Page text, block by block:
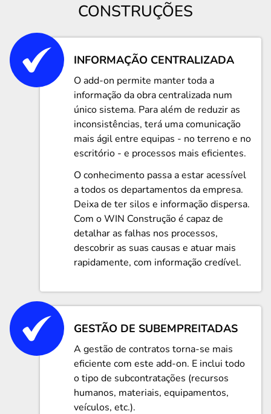
CONSTRUÇÕES
INFORMAÇÃO CENTRALIZADA
O add-on permite manter toda a
informação da obra centralizada num
único sistema. Para além de reduzir as
inconsistências, terá uma comunicação
mais ágil entre equipas - no terreno e no
escritório - e processos mais eficientes.
O conhecimento passa a estar acessível
a todos os departamentos da empresa.
Deixa de ter silos e informação dispersa.
Com o WIN Construção é capaz de
detalhar as falhas nos processos,
descobrir as suas causas e atuar mais
rapidamente, com informação credível.
GESTÃO DE SUBEMPREITADAS
A gestão de contratos torna-se mais
eficiente com este add-on. E inclui todo
o tipo de subcontratações (recursos
humanos, materiais, equipamentos,
veículos, etc.).